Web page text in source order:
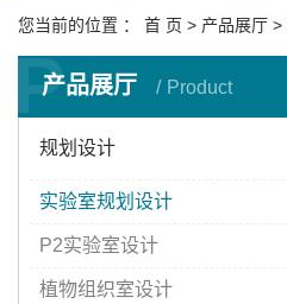
您当前的位置 ： 首 页 > 产品展厅 >
产品展厅 Product
P
规划设计
实验室规划设计
P2实验室设计
植物组织室设计